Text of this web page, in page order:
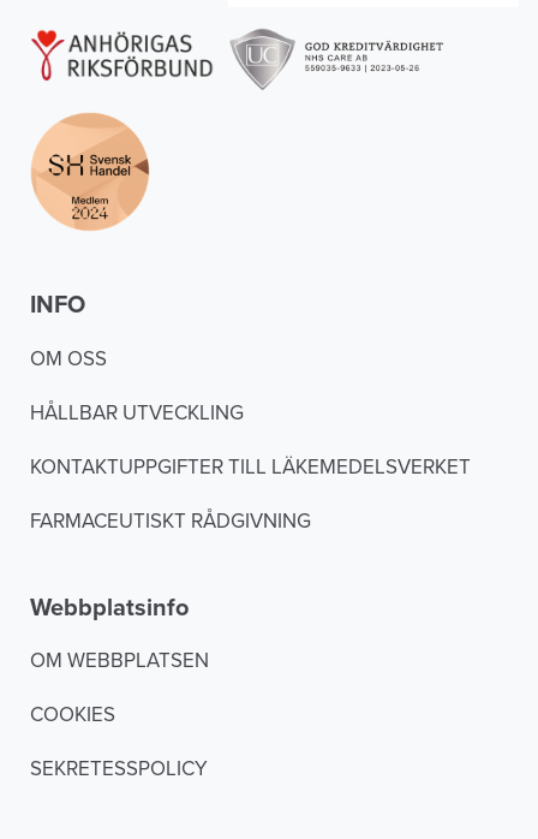
INFO
OM OSS
HÅLLBAR UTVECKLING
KONTAKTUPPGIFTER TILL LÄKEMEDELSVERKET
FARMACEUTISKT RÅDGIVNING
Webbplatsinfo
OM WEBBPLATSEN
COOKIES
SEKRETESSPOLICY